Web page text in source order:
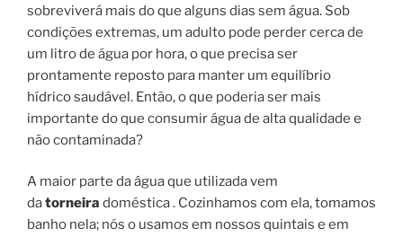
sobreviverá mais do que alguns dias sem água. Sob
condições extremas, um adulto pode perder cerca de
um litro de água por hora, o que precisa ser
prontamente reposto para manter um equilíbrio
hídrico saudável. Então, o que poderia ser mais
importante do que consumir água de alta qualidade e
não contaminada?
A maior parte da água que utilizada vem
datorneira doméstica . Cozinhamos com ela, tomamos
banho nela; nós o usamos em nossos quintais e em